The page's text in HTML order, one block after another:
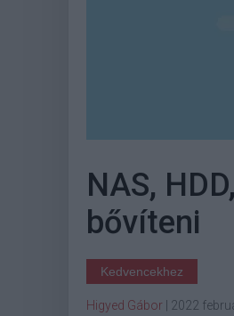
NAS,
bővíteni
Kedvencekhez
Higyed Gábor 2022